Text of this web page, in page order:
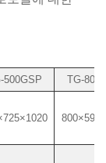
500GSP
TG-